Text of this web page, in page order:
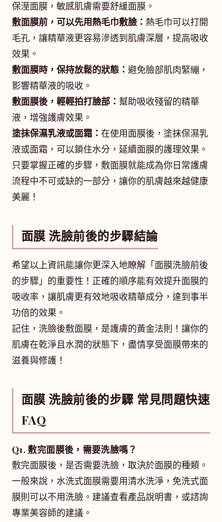
保溼面膜，敏感肌膚需要舒緩面膜。
敷面膜前，可以先用熱毛巾敷臉： 熱毛巾可以打開
毛孔，讓精華液更容易滲透到肌膚深層，提高吸收
效果。
敷面膜時，保持放鬆的狀態： 避免臉部肌肉緊繃，
影響精華液的吸收。
敷面膜後，輕輕拍打臉部： 幫助吸收殘留的精華
液，增強護膚效果。
塗抹保濕乳液或面霜： 在使用面膜後，塗抹保濕乳
液或面霜，可以鎖住水分，延續面膜的護理效果。
只要掌握正確的步驟，敷面膜就能成為你日常護膚
流程中不可或缺的一部分，讓你的肌膚越來越健康
美麗！
面膜 洗臉前後的步驟結論
希望以上資訊能讓你更深入地瞭解「面膜洗臉前後
的步驟」的重要性！正確的順序能有效提升面膜的
吸收率，讓肌膚更有效地吸收精華成分，達到事半
功倍的效果。
記住，洗臉後敷面膜，是護膚的黃金法則！讓你的
肌膚在乾淨且水潤的狀態下，盡情享受面膜帶來的
滋養與修護！
面膜 洗臉前後的步驟 常見問題快速
FAQ
Q1. 敷完面膜後，需要洗臉嗎？
敷完面膜後，是否需要洗臉，取決於面膜的種類。
一般來說，水洗式面膜需要用清水洗淨，免洗式面
膜則可以不用洗臉。建議查看產品說明書，或諮詢
專業美容師的建議。